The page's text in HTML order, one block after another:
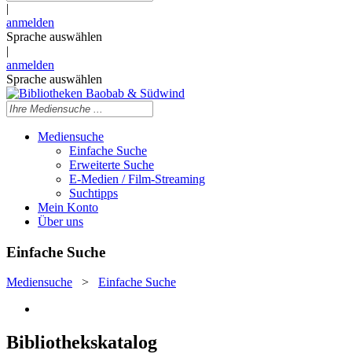
|
anmelden
Sprache auswählen
|
anmelden
Sprache auswählen
Mediensuche
Einfache Suche
Erweiterte Suche
E-Medien / Film-Streaming
Suchtipps
Mein Konto
Über uns
Einfache Suche
Mediensuche > Einfache Suche
Bibliothekskatalog